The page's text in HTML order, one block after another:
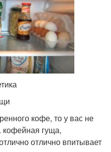
кофе, то у вас не
кофейная гуща,
отлично впитывает